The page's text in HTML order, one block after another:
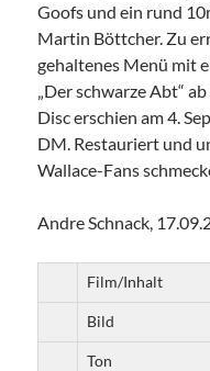
Goofs und ein rund
Martin Böttcher. Zu
gehaltenes Menü mit
„Der schwarze Abt“
Disc erschien am 4.
DM. Restauriert und
Wallace-Fans
Andre Schnack,
Film/Inhalt
Bild
Ton